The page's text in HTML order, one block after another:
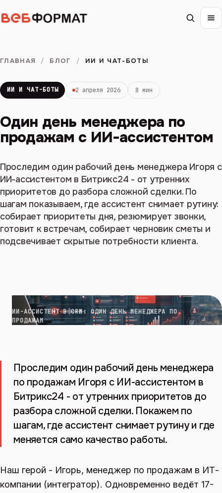
ГЛАВНАЯ / БЛОГ / ИИ И ЧАТ-БОТЫ
ИИ И ЧАТ-БОТЫ 2 апреля 2026 8 мин
Один день менеджера по
продажам с ИИ-ассистентом
Проследим один рабочий день менеджера Игоря с
ИИ-ассистентом в Битрикс24 - от утренних
приоритетов до разбора сложной сделки. По
шагам показываем, где ассистент снимает рутину:
собирает приоритеты дня, резюмирует звонки,
готовит к встречам, собирает черновик сметы и
подсвечивает скрытые потребности клиента.
ИИ-АССИСТЕНТ В CRM: ОДИН ДЕНЬ МЕНЕДЖЕРА ПО
ПРОДАЖАМ
Проследим один рабочий день менеджера
по продажам Игоря с ИИ-ассистентом в
Битрикс24 - от утренних приоритетов до
разбора сложной сделки. Покажем по
шагам, где ассистент снимает рутину и где
меняется само качество работы.
Наш герой - Игорь, менеджер по продажам в ИТ-
компании (интегратор). Одновременно ведёт 17-